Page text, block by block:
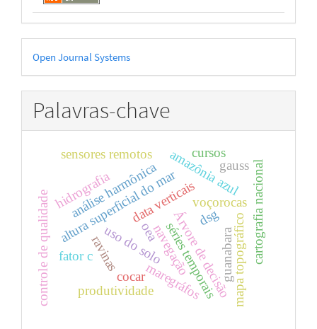
Desenvolvido
por
Open Journal Systems
Palavras-chave
data verticais
amazônia azul
voçorocas
ravinas
uso do soloÁrvore de decisão
altura superficial do mar
mapa topográfico
análise harmônica
controle de qualidade séries temporais
maregráfos
sensores remotos
hidrografia
navegação cartografia nacional
cocar
dsg
fator c
gauss
produtividade
oea
cursos
guanabara